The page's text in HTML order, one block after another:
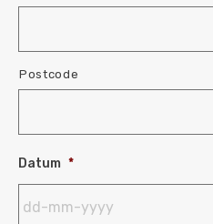
Postcode
Datum *